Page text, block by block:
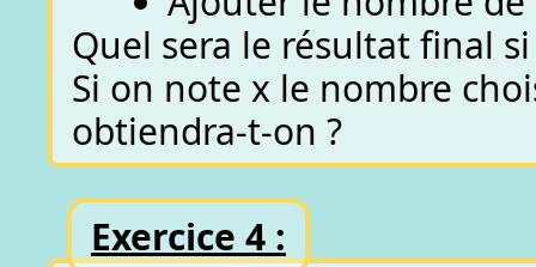
Quel sera le résultat final
Si on note x le nombre
obtiendra-t-on ?
Exercice 4 :